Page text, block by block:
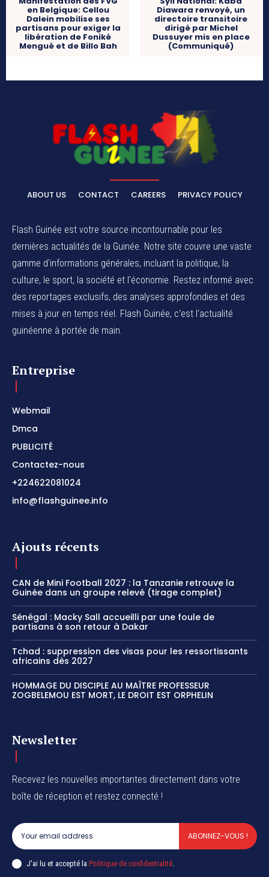
en Belgique: Cellou
Dalein mobilise ses
partisans pour exiger la
libération de Foniké
Menguè et de Billo Bah
Diawara renvoyé, un
directoire transitoire
dirigé par Michel
Dussuyer mis en place
(Communiqué)
ABOUT US CONTACT CAREERS PRIVACY POLICY
Flash Guinée est votre source incontournable pour les
dernières actualités de la Guinée. Notre site couvre une vaste
gamme d'informations générales, incluant la politique, la
culture, le sport, la société et l'économie. Restez informé avec
des reportages exclusifs, des analyses approfondies et des
mises à jour en temps réel. Flash Guinée, c'est l'actualité
guinéenne à portée de main.
Entreprise
Webmail
Dmca
PUBLICITÉ
Contactez-nous
+224622081024
info@flashguinee.info
Ajouts récents
CAN de Mini Football 2027 : la Tanzanie retrouve la
Guinée dans un groupe relevé (tirage complet)
Sénégal : Macky Sall accueilli par une foule de
partisans à son retour à Dakar
Tchad : suppression des visas pour les ressortissants
africains dès 2027
HOMMAGE DU DISCIPLE AU MAÎTRE PROFESSEUR
ZOGBELEMOU EST MORT, LE DROIT EST ORPHELIN
Newsletter
Recevez les nouvelles importantes directement dans votre
boîte de réception et restez connecté !
ABONNEZ-VOUS !
J'ai lu et accepté la Politique de confidentialité